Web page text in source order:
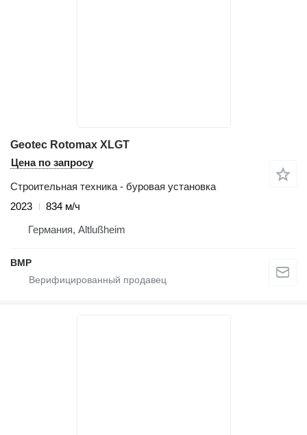
Geotec Rotomax XLGT
Цена по запросу
Строительная техника - буровая установка
2023
834 м/ч
Германия, Altlußheim
BMP